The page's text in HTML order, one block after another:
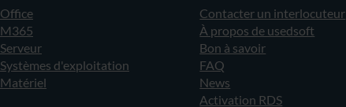
Office
M365
Serveur
Systèmes d'exploitation
Matériel
Contacter un interlocuteur
À propos de usedsoft
Bon à savoir
FAQ
News
Activation RDS